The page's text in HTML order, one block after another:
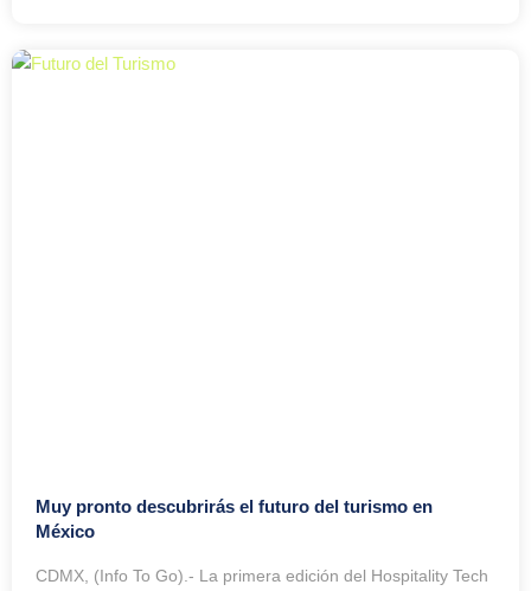
Muy pronto descubrirás el futuro del turismo en
México
CDMX, (Info To Go).- La primera edición del Hospitality Tech